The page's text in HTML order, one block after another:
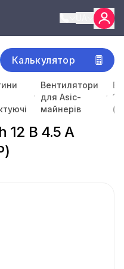
Калькулятор
Вентилятори
для Asic-
майнерів
12 В 4.5 А